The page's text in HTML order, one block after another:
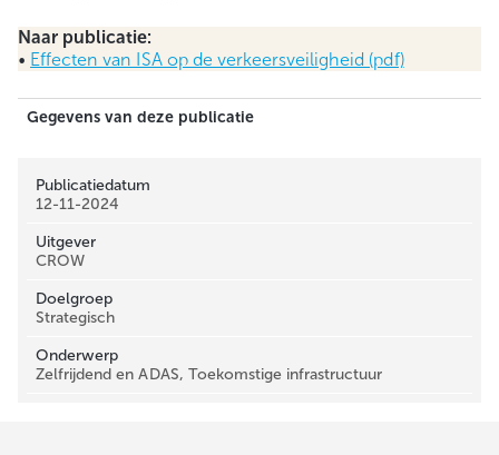
Naar publicatie:
• Effecten van ISA op de verkeersveiligheid (pdf)
Gegevens van deze publicatie
Publicatiedatum
12-11-2024
Uitgever
CROW
Doelgroep
Strategisch
Onderwerp
Zelfrijdend en ADAS, Toekomstige infrastructuur